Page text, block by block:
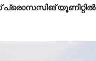
യൂണിറ്റിൽ